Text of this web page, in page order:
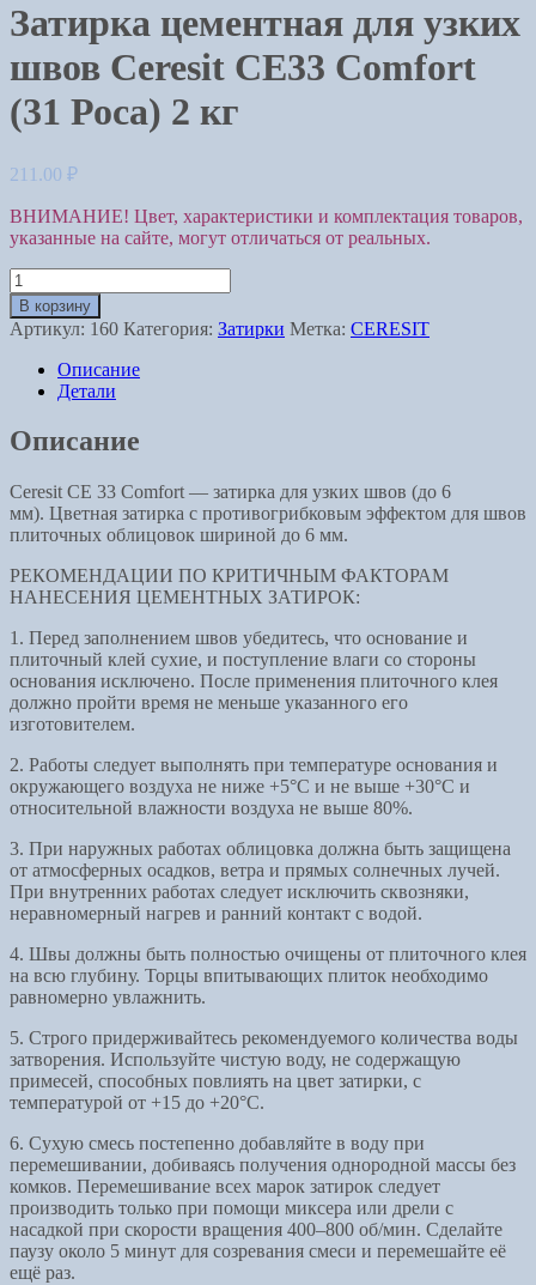
Затирка цементная для узких
швов Ceresit СЕ33 Comfort
(31 Роса) 2 кг
211.00 ₽
ВНИМАНИЕ! Цвет, характеристики и комплектация товаров,
указанные на сайте, могут отличаться от реальных.
Количество
Затирка
цементная
для
узких
швов
Ceresit
СЕ33
Comfort
Роса)
2
кг
В корзину
Артикул: 160 Категория: Затирки Метка: CERESIT
Описание
Детали
Описание
Ceresit СЕ 33 Comfort — затирка для узких швов (до 6
мм). Цветная затирка с противогрибковым эффектом для швов
плиточных облицовок шириной до 6 мм.
РЕКОМЕНДАЦИИ ПО КРИТИЧНЫМ ФАКТОРАМ
НАНЕСЕНИЯ ЦЕМЕНТНЫХ ЗАТИРОК:
1. Перед заполнением швов убедитесь, что основание и
плиточный клей сухие, и поступление влаги со стороны
основания исключено. После применения плиточного клея
должно пройти время не меньше указанного его
изготовителем.
2. Работы следует выполнять при температуре основания и
окружающего воздуха не ниже +5°C и не выше +30°C и
относительной влажности воздуха не выше 80%.
3. При наружных работах облицовка должна быть защищена
от атмосферных осадков, ветра и прямых солнечных лучей.
При внутренних работах следует исключить сквозняки,
неравномерный нагрев и ранний контакт с водой.
4. Швы должны быть полностью очищены от плиточного клея
на всю глубину. Торцы впитывающих плиток необходимо
равномерно увлажнить.
5. Строго придерживайтесь рекомендуемого количества воды
затворения. Используйте чистую воду, не содержащую
примесей, способных повлиять на цвет затирки, с
температурой от +15 до +20°C.
6. Сухую смесь постепенно добавляйте в воду при
перемешивании, добиваясь получения однородной массы без
комков. Перемешивание всех марок затирок следует
производить только при помощи миксера или дрели с
насадкой при скорости вращения 400–800 об/мин. Сделайте
паузу около 5 минут для созревания смеси и перемешайте её
ещё раз.